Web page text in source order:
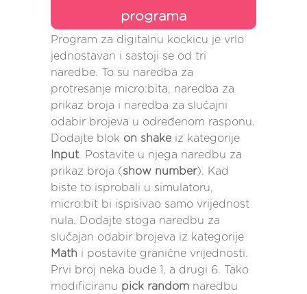
programa
Program za digitalnu kockicu je vrlo
jednostavan i sastoji se od tri
naredbe. To su naredba za
protresanje micro:bita, naredba za
prikaz broja i naredba za slučajni
odabir brojeva u određenom rasponu.
Dodajte blok on shake iz kategorije
Input. Postavite u njega naredbu za
prikaz broja (show number). Kad
biste to isprobali u simulatoru,
micro:bit bi ispisivao samo vrijednost
nula. Dodajte stoga naredbu za
slučajan odabir brojeva iz kategorije
Math i postavite granične vrijednosti.
Prvi broj neka bude 1, a drugi 6. Tako
modificiranu pick random naredbu